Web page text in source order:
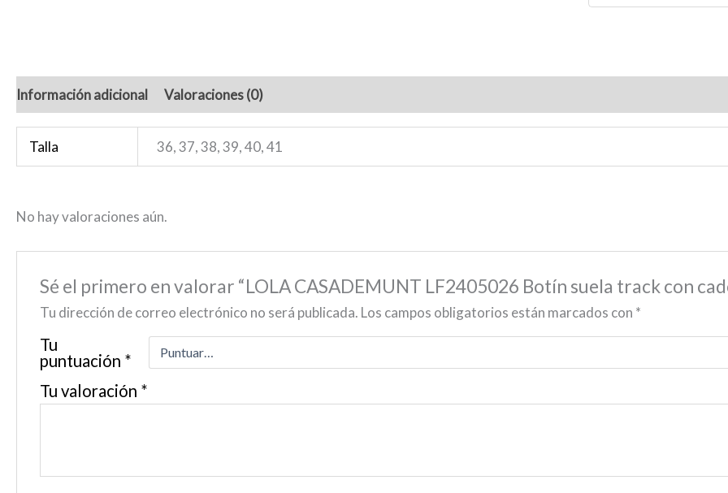
Información adicional Valoraciones (0)
Talla 36, 37, 38, 39, 40, 41
No hay valoraciones aún.
Sé el primero en valorar “LOLA CASADEMUNT LF2405026 Botín suela track con
Tu dirección de correo electrónico no será publicada. Los campos obligatorios están marcados con *
Tu
puntuación *
Tu valoración *